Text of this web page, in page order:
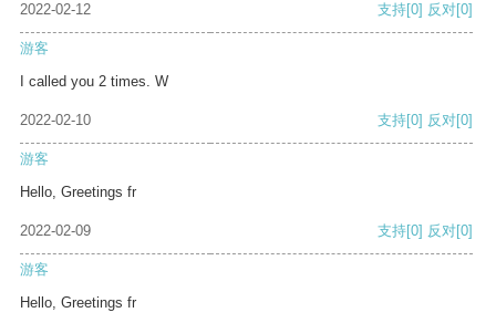
2022-02-12 支持[0] 反对[0]
游客
I called you 2 times. W
2022-02-10 支持[0] 反对[0]
游客
Hello, Greetings fr
2022-02-09 支持[0] 反对[0]
游客
Hello, Greetings fr